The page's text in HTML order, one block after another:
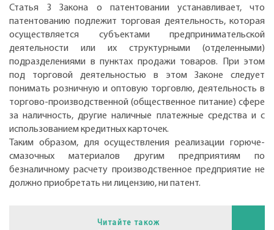
Статья 3 Закона о патентовании устанавливает, что
патентованию подлежит торговая деятельность, которая
осуществляется субъектами предпринимательской
деятельности или их структурными (отделенными)
подразделениями в пунктах продажи товаров. При этом
под торговой деятельностью в этом Законе следует
понимать розничную и оптовую торговлю, деятельность в
торгово-производственной (общественное питание) сфере
за наличность, другие наличные платежные средства и с
использованием кредитных карточек.
Таким образом, для осуществления реализации горюче-
смазочных материалов другим предприятиям по
безналичному расчету производственное предприятие не
должно приобретать ни лицензию, ни патент.
Читайте також